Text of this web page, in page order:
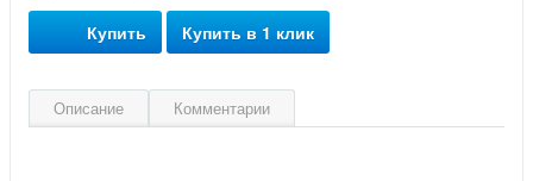
Купить Купить в 1 клик
Описание Комментарии